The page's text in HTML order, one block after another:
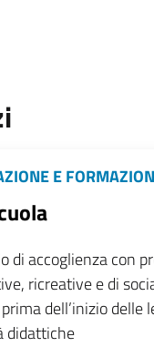
E
di accoglienza con
ricreative e di
prima dell’inizio delle
didattiche